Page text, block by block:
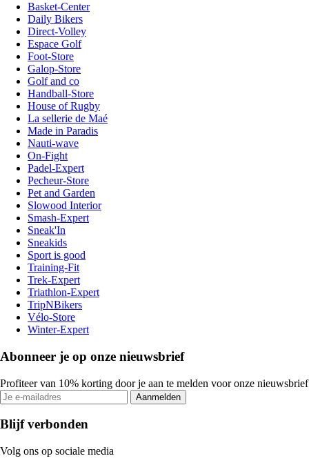
Basket-Center
Daily Bikers
Direct-Volley
Espace Golf
Foot-Store
Galop-Store
Golf and co
Handball-Store
House of Rugby
La sellerie de Maé
Made in Paradis
Nauti-wave
On-Fight
Padel-Expert
Pecheur-Store
Pet and Garden
Slowood Interior
Smash-Expert
Sneak'In
Sneakids
Sport is good
Training-Fit
Trek-Expert
Triathlon-Expert
TripNBikers
Vélo-Store
Winter-Expert
Abonneer je op onze nieuwsbrief
Profiteer van 10% korting door je aan te melden voor onze nieuwsbrief
Aanmelden
Blijf verbonden
Volg ons op sociale media